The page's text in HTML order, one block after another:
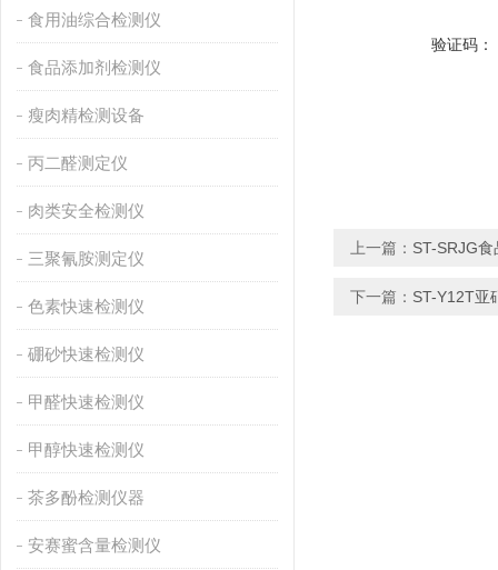
食用油综合检测仪
食品添加剂检测仪
瘦肉精检测设备
丙二醛测定仪
肉类安全检测仪
三聚氰胺测定仪
色素快速检测仪
硼砂快速检测仪
甲醛快速检测仪
甲醇快速检测仪
茶多酚检测仪器
安赛蜜含量检测仪
验证码：
上一篇： ST-SRJG
下一篇： ST-Y12T亚